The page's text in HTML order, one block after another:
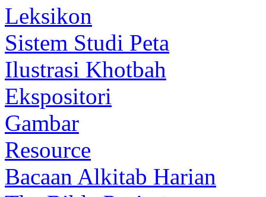
Leksikon
Sistem Studi Peta
Ilustrasi Khotbah
Ekspositori
Gambar
Resource
Bacaan Alkitab Harian